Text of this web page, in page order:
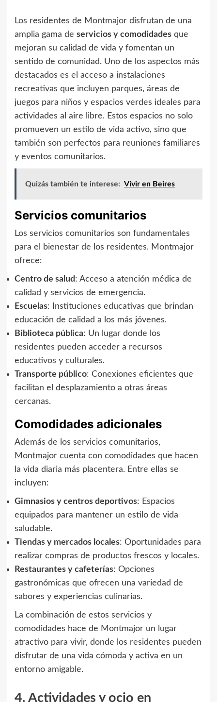
Los residentes de Montmajor disfrutan de una
amplia gama de servicios y comodidades que
mejoran su calidad de vida y fomentan un
sentido de comunidad. Uno de los aspectos más
destacados es el acceso a instalaciones
recreativas que incluyen parques, áreas de
juegos para niños y espacios verdes ideales para
actividades al aire libre. Estos espacios no solo
promueven un estilo de vida activo, sino que
también son perfectos para reuniones familiares
y eventos comunitarios.
Quizás también te interese: Vivir en Beires
Servicios comunitarios
Los servicios comunitarios son fundamentales
para el bienestar de los residentes. Montmajor
ofrece:
Centro de salud: Acceso a atención médica de
calidad y servicios de emergencia.
Escuelas: Instituciones educativas que brindan
educación de calidad a los más jóvenes.
Biblioteca pública: Un lugar donde los
residentes pueden acceder a recursos
educativos y culturales.
Transporte público: Conexiones eficientes que
facilitan el desplazamiento a otras áreas
cercanas.
Comodidades adicionales
Además de los servicios comunitarios,
Montmajor cuenta con comodidades que hacen
la vida diaria más placentera. Entre ellas se
incluyen:
Gimnasios y centros deportivos: Espacios
equipados para mantener un estilo de vida
saludable.
Tiendas y mercados locales: Oportunidades para
realizar compras de productos frescos y locales.
Restaurantes y cafeterías: Opciones
gastronómicas que ofrecen una variedad de
sabores y experiencias culinarias.
La combinación de estos servicios y
comodidades hace de Montmajor un lugar
atractivo para vivir, donde los residentes pueden
disfrutar de una vida cómoda y activa en un
entorno amigable.
4. Actividades y ocio en